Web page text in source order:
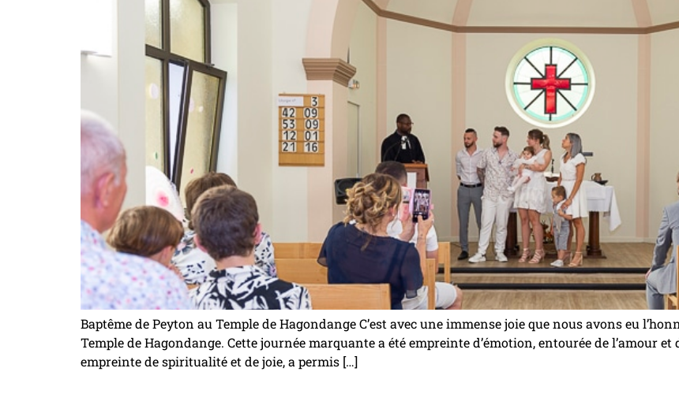
Baptême de Peyton au Temple de Hagondange C’est avec une immense joie que nous avons eu
Temple de Hagondange. Cette journée marquante a été empreinte d’émotion, entourée de l’amour
empreinte de spiritualité et de joie, a permis […]